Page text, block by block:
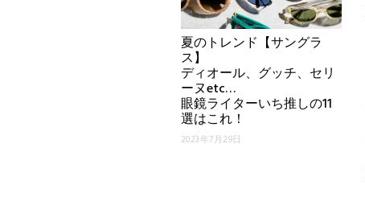
夏のトレンド【サングラ
ス】
ディオール、グッチ、セリ
ーヌetc…
眼鏡ライターいち推しの11
選はこれ！
2023年7月29日